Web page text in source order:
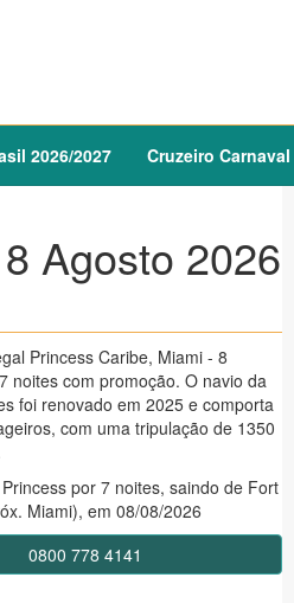
2026/2027 Cruzeiro Carnaval
Agosto 2026
Princess Caribe, Miami - 8
noites com promoção. O navio da
foi renovado em 2025 e comporta
com uma tripulação de 1350
por 7 noites, saindo de Fort
Miami), em 08/08/2026
0800 778 4141